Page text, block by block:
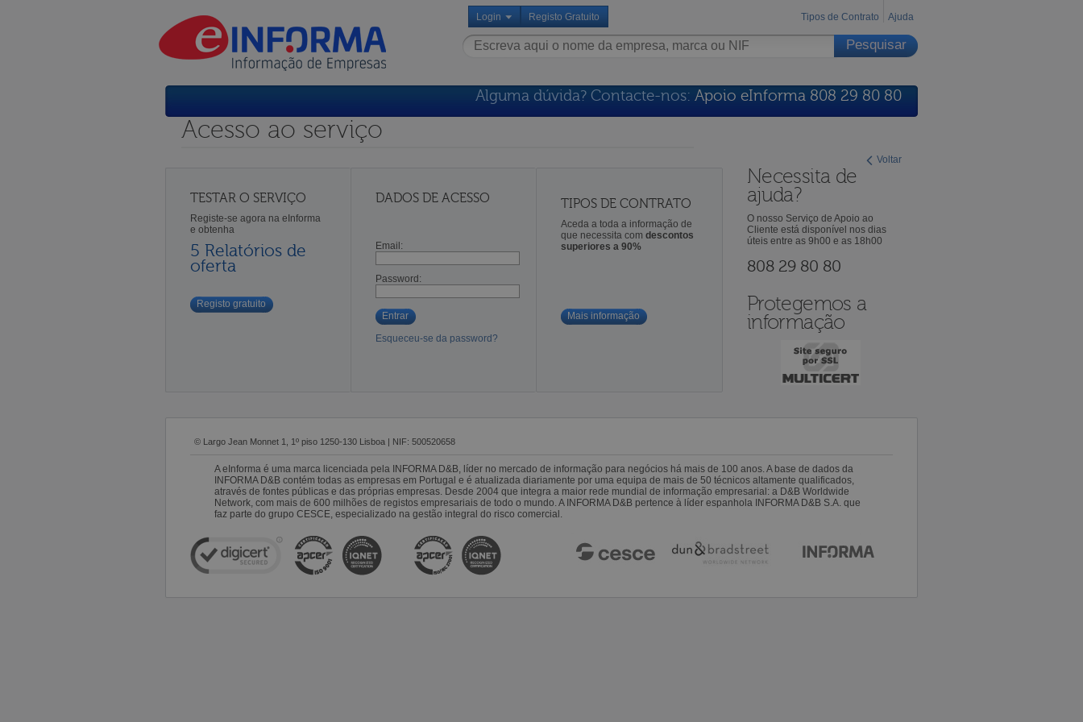
Login Registo Gratuito Tipos de Contrato Ajuda
Alguma dúvida? Contacte-nos: Apoio eInforma 808 29 80 80
Voltar
Acesso ao serviço
TESTAR O SERVIÇO
Registe-se agora na eInforma
e obtenha
5 Relatórios de
oferta
Registo gratuito
DADOS DE ACESSO
Email:
Password:
Entrar
Esqueceu-se da password?
TIPOS DE CONTRATO
Aceda a toda a informação de
que necessita comdescontos
superiores a 90%
Mais informação
Necessita de
ajuda?
O nosso Serviço de Apoio ao
Cliente está disponível nos dias
úteis entre as 9h00 e as 18h00
808 29 80 80
Protegemos a
informação
© Largo Jean Monnet 1, 1º piso 1250-130 Lisboa | NIF: 500520658
A eInforma é uma marca licenciada pela INFORMA D&B, líder no mercado de informação para negócios há mais de 100 anos. A base de dados da
INFORMA D&B contém todas as empresas em Portugal e é atualizada diariamente por uma equipa de mais de 50 técnicos altamente qualificados,
através de fontes públicas e das próprias empresas. Desde 2004 que integra a maior rede mundial de informação empresarial: a D&B Worldwide
Network, com mais de 600 milhões de registos empresariais de todo o mundo. A INFORMA D&B pertence à líder espanhola INFORMA D&B S.A. que
faz parte do grupo CESCE, especializado na gestão integral do risco comercial.